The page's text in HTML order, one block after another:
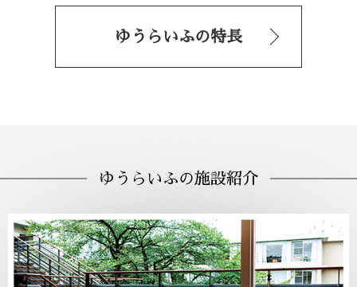
ゆうらいふの特長
ゆうらいふの施設紹介